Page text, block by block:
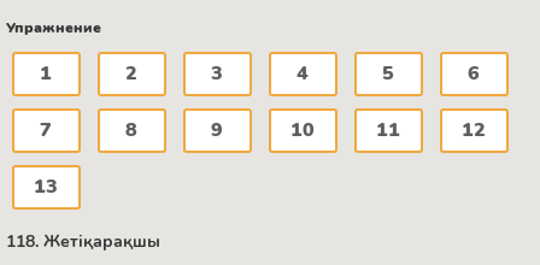
Упражнение
1 2 3 4 5 6
7 8 9 10 11 12
13
118. Жетіқарақшы